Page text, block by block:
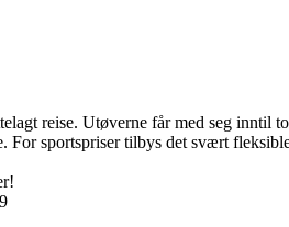
reise. Utøverne får med seg inntil
For sportspriser tilbys det svært